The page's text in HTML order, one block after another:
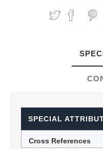
SPECIAL
Cross References